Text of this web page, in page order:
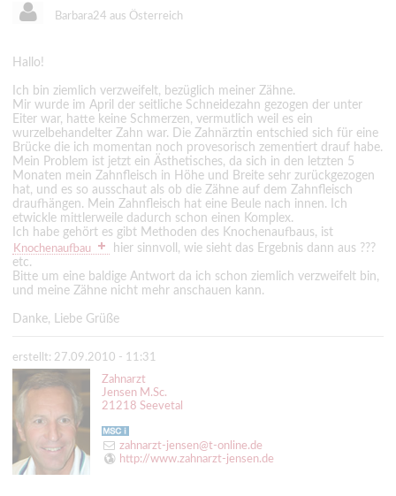
Barbara24 aus Österreich
Hallo!
Ich bin ziemlich verzweifelt, bezüglich meiner Zähne.
Mir wurde im April der seitliche Schneidezahn gezogen der unter
Eiter war, hatte keine Schmerzen, vermutlich weil es ein
wurzelbehandelter Zahn war. Die Zahnärztin entschied sich für eine
Brücke die ich momentan noch provesorisch zementiert drauf habe.
Mein Problem ist jetzt ein Ästhetisches, da sich in den letzten 5
Monaten mein Zahnfleisch in Höhe und Breite sehr zurückgezogen
hat, und es so ausschaut als ob die Zähne auf dem Zahnfleisch
draufhängen. Mein Zahnfleisch hat eine Beule nach innen. Ich
etwickle mittlerweile dadurch schon einen Komplex.
Ich habe gehört es gibt Methoden des Knochenaufbaus, ist
Knochenaufbau
hier sinnvoll, wie sieht das Ergebnis dann aus ???
etc.
Bitte um eine baldige Antwort da ich schon ziemlich verzweifelt bin,
und meine Zähne nicht mehr anschauen kann.
Danke, Liebe Grüße
erstellt: 27.09.2010 - 11:31
Zahnarzt
Jensen M.Sc.
21218 Seevetal
zahnarzt-jensen@t-online.de
http://www.zahnarzt-jensen.de